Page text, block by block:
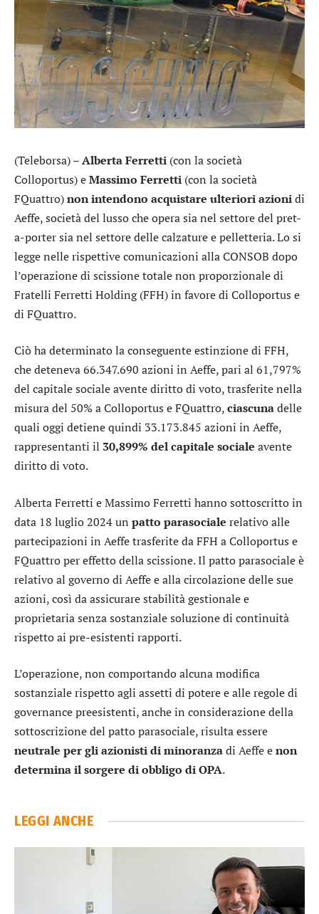
(Teleborsa) –Alberta Ferretti (con la società
Colloportus) eMassimo Ferretti (con la società
FQuattro)non intendono acquistare ulteriori azionidi
Aeffe, società del lusso che opera sia nel settore del pret-
a-porter sia nel settore delle calzature e pelletteria. Lo si
legge nelle rispettive comunicazioni alla CONSOB dopo
l’operazione di scissione totale non proporzionale di
Fratelli Ferretti Holding (FFH) in favore di Colloportus e
di FQuattro.
Ciò ha determinato la conseguente estinzione di FFH,
che deteneva 66.347.690 azioni in Aeffe, pari al 61,797%
del capitale sociale avente diritto di voto, trasferite nella
misura del 50% a Colloportus e FQuattro,ciascunadelle
quali oggi detiene quindi 33.173.845 azioni in Aeffe,
rappresentanti il 30,899% del capitale sociale avente
diritto di voto.
Alberta Ferretti e Massimo Ferretti hanno sottoscritto in
data 18 luglio 2024 un patto parasociale relativo alle
partecipazioni in Aeffe trasferite da FFH a Colloportus e
FQuattro per effetto della scissione. Il patto parasociale è
relativo al governo di Aeffe e alla circolazione delle sue
azioni, così da assicurare stabilità gestionale e
proprietaria senza sostanziale soluzione di continuità
rispetto ai pre-esistenti rapporti.
L’operazione, non comportando alcuna modifica
sostanziale rispetto agli assetti di potere e alle regole di
governance preesistenti, anche in considerazione della
sottoscrizione del patto parasociale, risulta essere
neutrale per gli azionisti di minoranzadi Aeffe enon
determina il sorgere di obbligo di OPA.
LEGGI ANCHE